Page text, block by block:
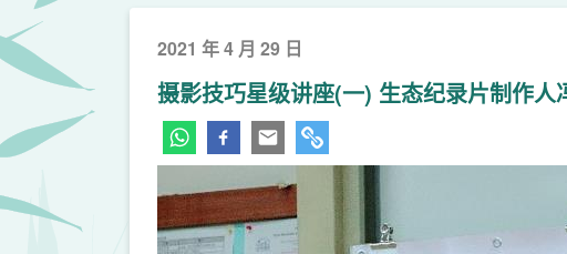
2021 年 4 月 29 日
摄影技巧星级讲座(一) 生态纪录片制作人